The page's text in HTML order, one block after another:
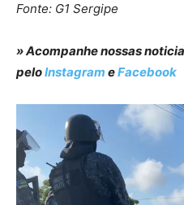
Fonte: G1 Sergipe
» Acompanhe nossas
peloInstagram eFacebook